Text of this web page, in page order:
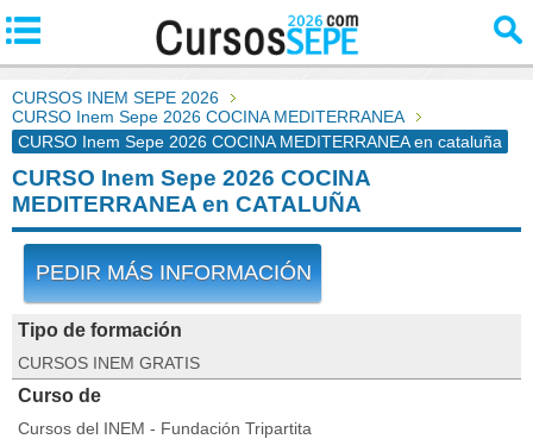
CURSOS INEM SEPE 2026
CURSO Inem Sepe 2026 COCINA MEDITERRANEA
CURSO Inem Sepe 2026 COCINA MEDITERRANEA en cataluña
CURSO Inem Sepe 2026 COCINA
MEDITERRANEA en CATALUÑA
PEDIR MÁS INFORMACIÓN
Tipo de formación
CURSOS INEM GRATIS
Curso de
Cursos del INEM - Fundación Tripartita